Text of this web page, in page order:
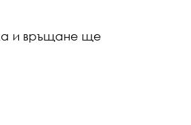
и връщане ще